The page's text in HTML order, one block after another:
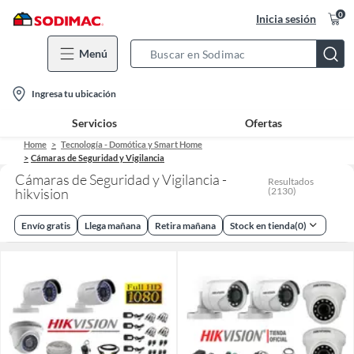
Inicia sesión 0
Menú
Bar
location-
icon
Ingresa tu ubicación
Servicios Ofertas
Home
Tecnología - Domótica y Smart Home
Cámaras de Seguridad y Vigilancia
Cámaras de Seguridad y Vigilancia -
hikvision
Resultados
(2130)
Envío gratis Llega mañana Retira mañana Stock en tienda(0)